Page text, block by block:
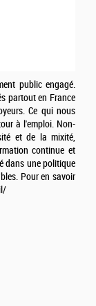
public engagé.
partout en France
Ce qui nous
à l'emploi. Non-
et de la mixité,
continue et
dans une politique
Pour en savoir